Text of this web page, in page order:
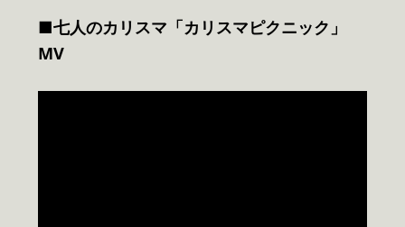
■七人のカリスマ「カリスマピクニック」
MV